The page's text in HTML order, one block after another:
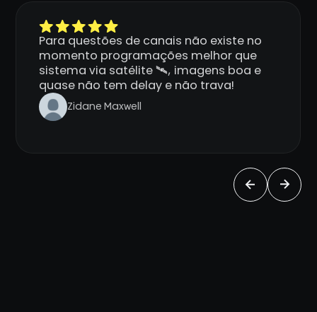
Para questões de canais não existe no
momento programações melhor que
sistema via satélite 🛰️, imagens boa e
quase não tem delay e não trava!
Zidane Maxwell